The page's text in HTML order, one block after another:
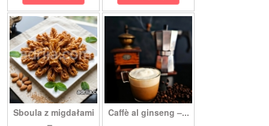
Sboula z migdałami
Caffè al ginseng –...